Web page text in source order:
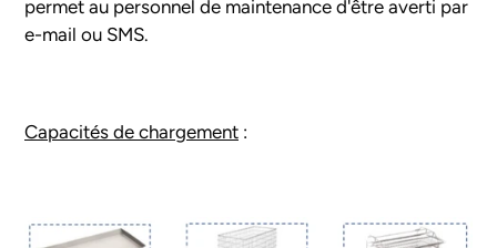
permet au personnel de maintenance d'être averti par
e-mail ou SMS.
Capacités de chargement :